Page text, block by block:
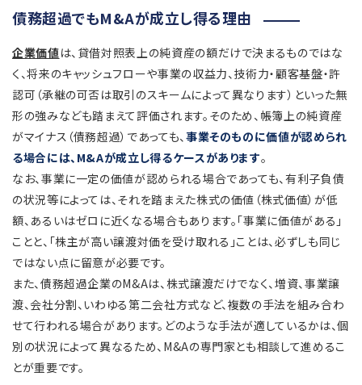
債務超過でもM&Aが成立し得る理由
企業価値は、貸借対照表上の純資産の額だけで決まるものではな
く、将来のキャッシュフローや事業の収益力、技術力・顧客基盤・許
認可（承継の可否は取引のスキームによって異なります）といった無
形の強みなども踏まえて評価されます。そのため、帳簿上の純資産
がマイナス（債務超過）であっても、事業そのものに価値が認められ
る場合には、M&Aが成立し得るケースがあります。
なお、事業に一定の価値が認められる場合であっても、有利子負債
の状況等によっては、それを踏まえた株式の価値（株式価値）が低
額、あるいはゼロに近くなる場合もあります。「事業に価値がある」
ことと、「株主が高い譲渡対価を受け取れる」ことは、必ずしも同じ
ではない点に留意が必要です。
また、債務超過企業のM&Aは、株式譲渡だけでなく、増資、事業譲
渡、会社分割、いわゆる第二会社方式など、複数の手法を組み合わ
せて行われる場合があります。どのような手法が適しているかは、個
別の状況によって異なるため、M&Aの専門家とも相談して進めるこ
とが重要です。